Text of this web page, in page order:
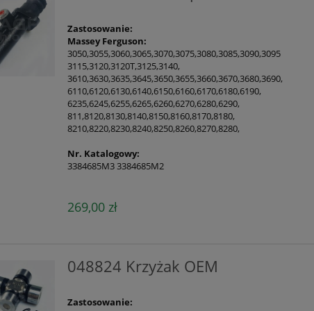
Zastosowanie:
Massey Ferguson:
3050,3055,3060,3065,3070,3075,3080,3085,3090,3095
3115,3120,3120T,3125,3140,
3610,3630,3635,3645,3650,3655,3660,3670,3680,3690,
6110,6120,6130,6140,6150,6160,6170,6180,6190,
6235,6245,6255,6265,6260,6270,6280,6290,
811,8120,8130,8140,8150,8160,8170,8180,
8210,8220,8230,8240,8250,8260,8270,8280,
Nr. Katalogowy:
3384685M3 3384685M2
269,00 zł
048824 Krzyżak OEM
Zastosowanie: